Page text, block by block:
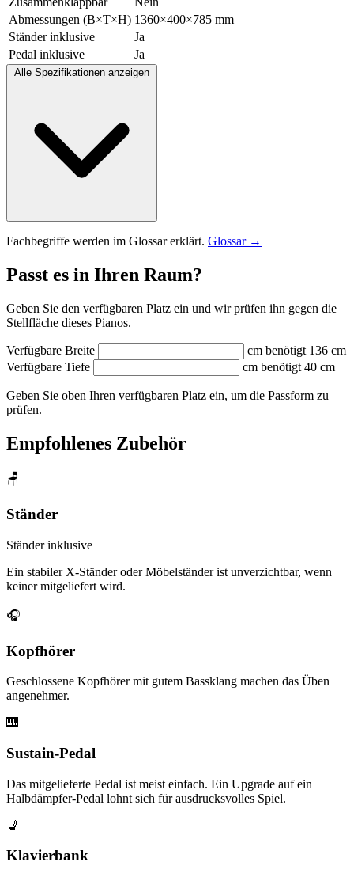
Abmessungen (B×T×H) 1360×400×785 mm
Ständer inklusive
Ja
Pedal inklusive
Ja
Alle Spezifikationen anzeigen
Fachbegriffe werden im Glossar erklärt. Glossar →
Passt es in Ihren Raum?
Geben Sie den verfügbaren Platz ein und wir prüfen ihn gegen die
Stellfläche dieses Pianos.
Verfügbare Breite cm benötigt 136 cm
Verfügbare Tiefe
cm benötigt 40 cm
Geben Sie oben Ihren verfügbaren Platz ein, um die Passform zu
prüfen.
Empfohlenes Zubehör
🪑
Ständer
Ständer inklusive
Ein stabiler X-Ständer oder Möbelständer ist unverzichtbar, wenn
keiner mitgeliefert wird.
🎧
Kopfhörer
Geschlossene Kopfhörer mit gutem Bassklang machen das Üben
angenehmer.
🎹
Sustain-Pedal
Das mitgelieferte Pedal ist meist einfach. Ein Upgrade auf ein
Halbdämpfer-Pedal lohnt sich für ausdrucksvolles Spiel.
💺
Klavierbank